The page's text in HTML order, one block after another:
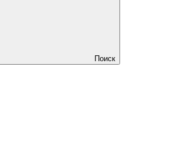
Поиск